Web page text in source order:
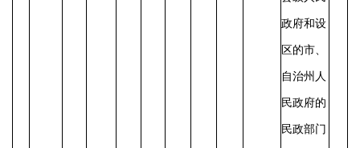
政府和设
区的市、
自治州人
民政府的
民政部门